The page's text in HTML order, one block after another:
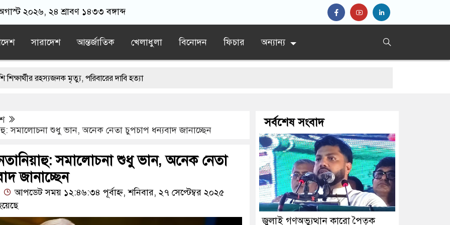
২০২৬, ২৪ শ্রাবণ ১৪৩৩ বঙ্গাব্দ
সারাদেশ আন্তর্জাতিক খেলাধুলা বিনোদন ফিচার অন্যান্য
মৃত্যু, পরিবারের দাবি হত্যা
নিয়ে যাওয়ার পরে ভারতীয় যুবককে ধরে আনলো স্থানীয়রা
রাঙ্গাবালী, দুই বছর ধরে থমকে ২১ কোটি টাকার নির্মাণকাজ
সমালোচনা শুধু ভান, অনেক নেতা চুপচাপ ধন্যবাদ জানাচ্ছেন
সমালোচনা শুধু ভান, অনেক নেতা
জানাচ্ছেন
আপডেট সময় ১২:৪৬:৩৪ পূর্বাহ্ন, শনিবার, ২৭ সেপ্টেম্বর ২০২৫
সর্বশেষ সংবাদ
জুলাই গণঅভ্যুত্থান কারো পৈতৃক